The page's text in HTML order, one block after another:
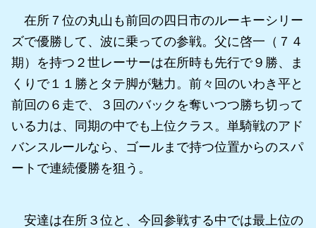
在所７位の丸山も前回の四日市のルーキーシリー
ズで優勝して、波に乗っての参戦。父に啓一（７４
期）を持つ２世レーサーは在所時も先行で９勝、ま
くりで１１勝とタテ脚が魅力。前々回のいわき平と
前回の６走で、３回のバックを奪いつつ勝ち切って
いる力は、同期の中でも上位クラス。単騎戦のアド
バンスルールなら、ゴールまで持つ位置からのスパ
ートで連続優勝を狙う。
安達は在所３位と、今回参戦する中では最上位の